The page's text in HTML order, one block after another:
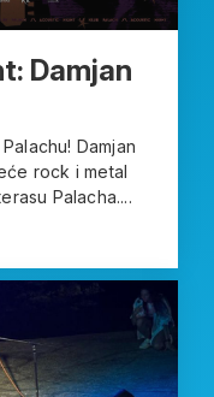
Damjan
Damjan
rock i metal
Palacha....